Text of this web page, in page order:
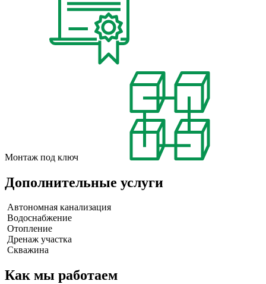
Монтаж под ключ
Дополнительные услуги
Автономная канализация
Водоснабжение
Отопление
Дренаж участка
Скважина
Как мы работаем